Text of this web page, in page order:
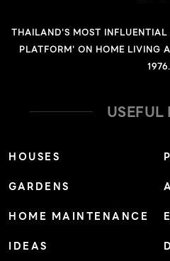
THAILAND'S MOST
PLATFORM' ON HOME LIVING
1976.
USEFUL
HOUSES
GARDENS
HOME MAINTENANCE
IDEAS